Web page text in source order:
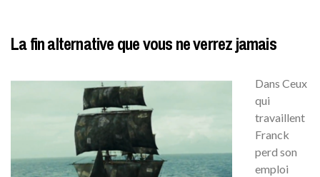
La fin alternative que vous ne verrez jamais
Dans Ceux
qui
travaillent
Franck
perd son
emploi